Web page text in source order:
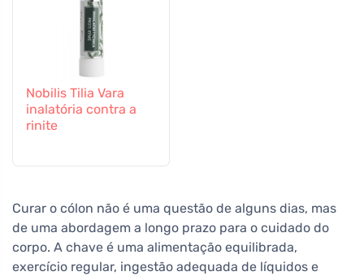
Nobilis Tilia Vara
inalatória contra a
rinite
Curar o cólon não é uma questão de alguns dias, mas
de uma abordagem a longo prazo para o cuidado do
corpo. A chave é uma alimentação equilibrada,
exercício regular, ingestão adequada de líquidos e